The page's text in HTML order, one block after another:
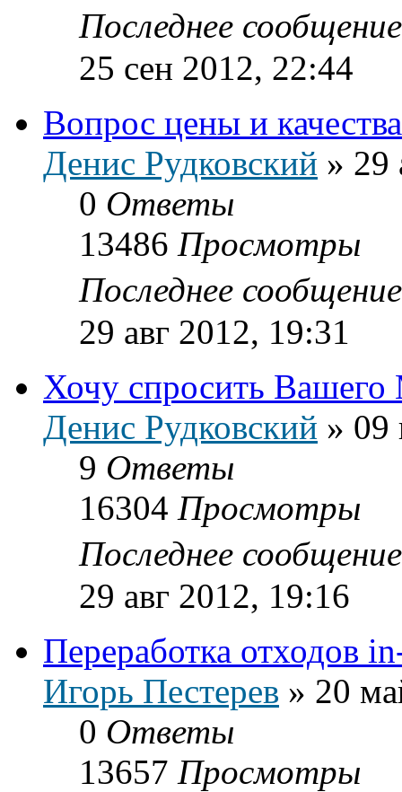
Последнее
25 сен 2012, 22:44
Вопрос цены и качества
Денис Рудковский » 29
0 Ответы
13486 Просмотры
Последнее
29 авг 2012, 19:31
Хочу спросить
Денис Рудковский » 09
9 Ответы
16304 Просмотры
Последнее
29 авг 2012, 19:16
Переработка отходов
Игорь Пестерев » 20
0 Ответы
13657 Просмотры